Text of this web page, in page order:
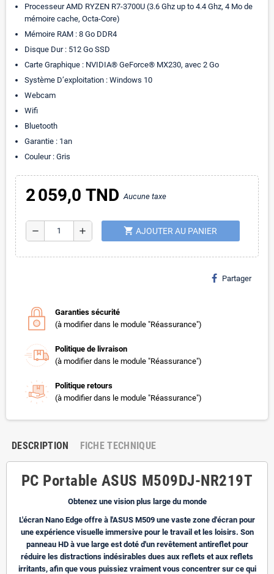
Processeur AMD RYZEN R7-3700U (3.6 Ghz up to 4.4 Ghz, 4 Mo de
mémoire cache, Octa-Core)
Mémoire RAM : 8 Go DDR4
Disque Dur : 512 Go SSD
Carte Graphique : NVIDIA® GeForce® MX230, avec 2 Go
Système D’exploitation : Windows 10
Webcam
Wifi
Bluetooth
Garantie : 1an
Couleur : Gris
2 059,0 TNDAucune taxe
remove add shopping_cart AJOUTER AU PANIER
Partager
Garanties sécurité
(à modifier dans le module "Réassurance")
Politique de livraison
(à modifier dans le module "Réassurance")
Politique retours
(à modifier dans le module "Réassurance")
DESCRIPTION FICHE TECHNIQUE
PC Portable ASUS M509DJ-NR219T
Obtenez une vision plus large du monde
L'écran Nano Edge offre à l'ASUS M509 une vaste zone d'écran pour
une expérience visuelle immersive pour le travail et les loisirs. Son
panneau HD à vue large est doté d'un revêtement antireflet pour
réduire les distractions indésirables dues aux reflets et aux reflets
irritants, afin que vous puissiez vraiment vous concentrer sur ce qui